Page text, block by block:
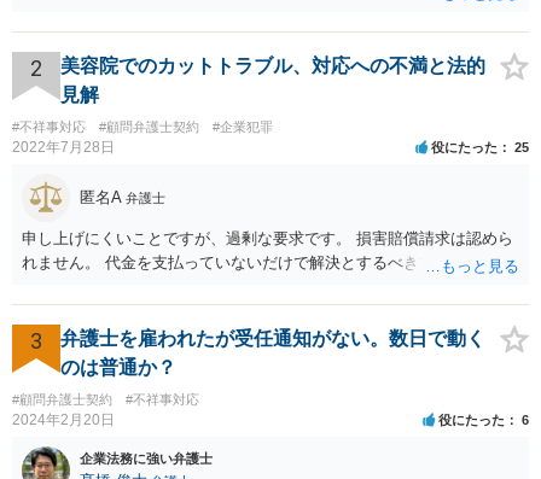
に対して: 本件は、契約の履行や返金を巡る民事上の紛争であり、貴社
に当初から金銭を騙し取る意図（詐欺罪の構成要件である欺罔行為）
があったとは考えにくく、刑事事件として立件される可能性は極めて
低いと思われます。 3. 警察からの連絡について 警察は「民事不介
入」を原則としており、契約トラブルなどの個人間の紛争に介入する
ことはありません。しかし、事件性があるかどうかを判断するため
に、関係者から事情を聴くことがあります。その場合には誠実な事実
説明を行ってください。
士に同意を求めているだけです。 最初の回答では分かりづらかったの
かもしれませんが、質問にわかりやすく答えると「法的に許される」
が答えになります。 補足でアドバイスしておきますと、今私に反論し
てきたその内容をゆうちょ銀行にぶつければいいとおもいます。 もっ
とも、ぶつけられたゆうちょ銀行があなたと契約するかは法律上ゆう
ちょ銀行の自由です。
2
美容院でのカットトラブル、対応への不満と法的
見解
#不祥事対応 #顧問弁護士契約 #企業犯罪
2022年7月28日 役にたった 25
匿名A 弁護士
申し上げにくいことですが、過剰な要求です。 損害賠償請求は認めら
れません。 代金を支払っていないだけで解決とするべきでしょう。
3
弁護士を雇われたが受任通知がない。数日で動く
のは普通か？
#顧問弁護士契約 #不祥事対応
2024年2月20日 役にたった 6
企業法務に強い弁護士